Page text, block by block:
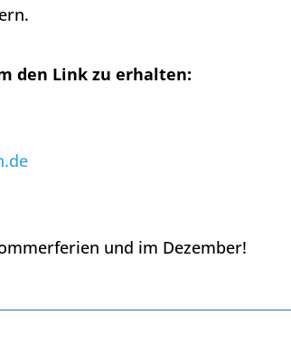
den Link zu erhalten:
und im Dezember!